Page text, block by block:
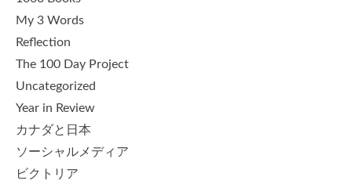
My 3 Words
Reflection
The 100 Day Project
Uncategorized
Year in Review
カナダと日本
ソーシャルメディア
ビクトリア